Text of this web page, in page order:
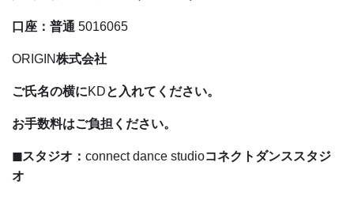
口座：普通 5016065
ORIGIN株式会社
ご氏名の横にKDと入れてください。
お手数料はご負担ください。
◼︎スタジオ： connect dance studioコネクトダンススタジ
オ